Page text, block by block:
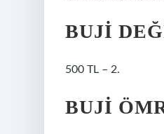
BUJI
500 TL – 2.
BUJI